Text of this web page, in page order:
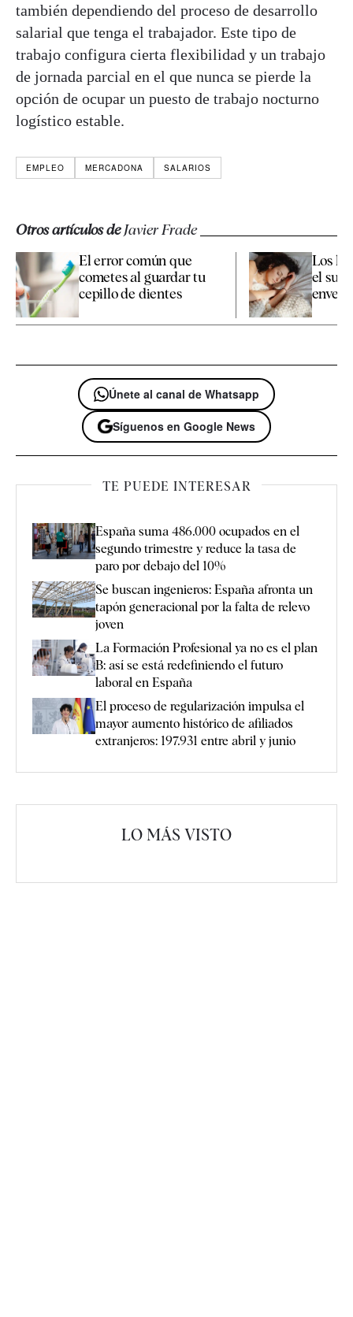
también dependiendo del proceso de desarrollo
salarial que tenga el trabajador. Este tipo de
trabajo configura cierta flexibilidad y un trabajo
de jornada parcial en el que nunca se pierde la
opción de ocupar un puesto de trabajo nocturno
logístico estable.
EMPLEO MERCADONA SALARIOS
Otros artículos deJavier Frade
El error común que
cometes al guardar tu
cepillo de dientes
Los
el
Únete al canal de Whatsapp
Síguenos en Google News
TE PUEDE INTERESAR
España suma 486.000 ocupados en el
segundo trimestre y reduce la tasa de
paro por debajo del 10%
Se buscan ingenieros: España afronta un
tapón generacional por la falta de relevo
joven
La Formación Profesional ya no es el plan
B: así se está redefiniendo el futuro
laboral en España
El proceso de regularización impulsa el
mayor aumento histórico de afiliados
extranjeros: 197.931 entre abril y junio
LO MÁS VISTO